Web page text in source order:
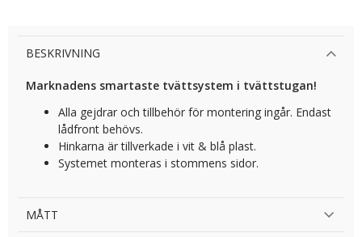
BESKRIVNING
Marknadens smartaste tvättsystem i tvättstugan!
Alla gejdrar och tillbehör för montering ingår. Endast
lådfront behövs.
Hinkarna är tillverkade i vit & blå plast.
Systemet monteras i stommens sidor.
MÅTT